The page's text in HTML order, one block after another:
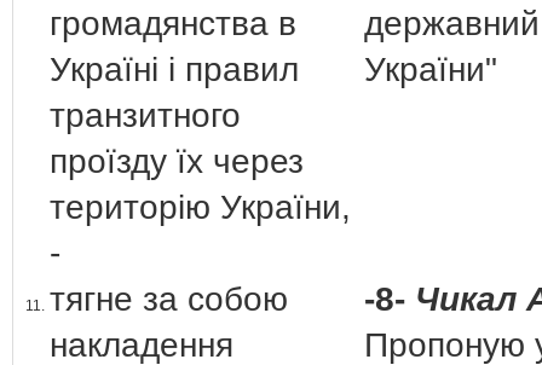
громадянства в
Україні і правил
транзитного
проїзду їх через
територію України,
-
України"
11. тягне за собою
накладення
-8- Чикал
Пропоную